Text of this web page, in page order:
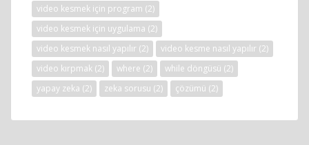
video kesmek için program (2)
video kesmek için uygulama (2)
video kesmek nasıl yapılır (2) video kesme nasıl yapılır (2)
video kırpmak (2) where (2) while döngüsü (2)
yapay zeka (2) zeka sorusu (2) çözümü (2)